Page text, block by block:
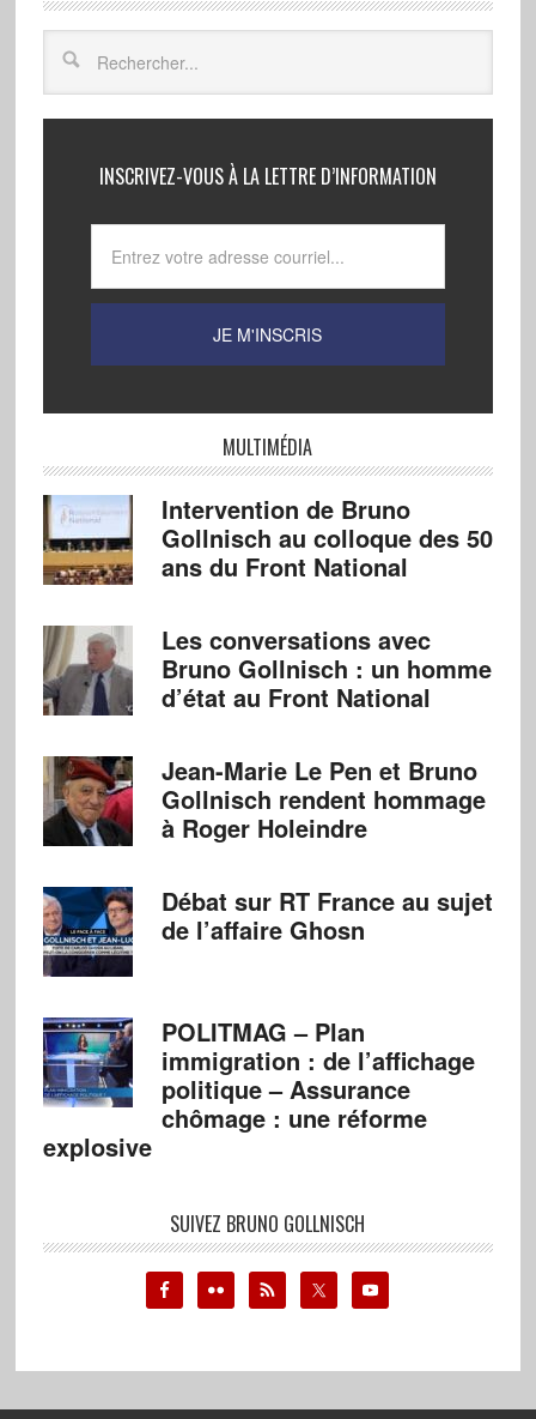
INSCRIVEZ-VOUS À LA LETTRE D’INFORMATION
MULTIMÉDIA
Intervention de Bruno
Gollnisch au colloque des 50
ans du Front National
Les conversations avec
Bruno Gollnisch : un homme
d’état au Front National
Jean-Marie Le Pen et Bruno
Gollnisch rendent hommage
à Roger Holeindre
Débat sur RT France au sujet
de l’affaire Ghosn
POLITMAG – Plan
immigration : de l’affichage
politique – Assurance
chômage : une réforme
explosive
SUIVEZ BRUNO GOLLNISCH